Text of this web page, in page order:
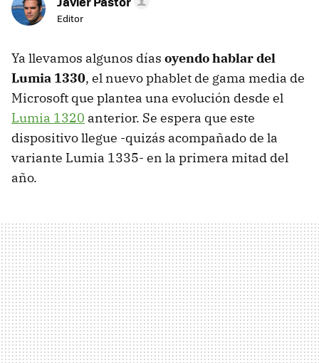
Editor
Ya llevamos algunos días oyendo hablar del
Lumia 1330, el nuevo phablet de gama media de
Microsoft que plantea una evolución desde el
Lumia 1320 anterior. Se espera que este
dispositivo llegue -quizás acompañado de la
variante Lumia 1335- en la primera mitad del
año.